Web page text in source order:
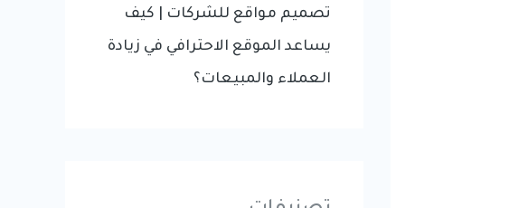
تصميم مواقع للشركات | كيف
يساعد الموقع الاحترافي في زيادة
العملاء والمبيعات؟